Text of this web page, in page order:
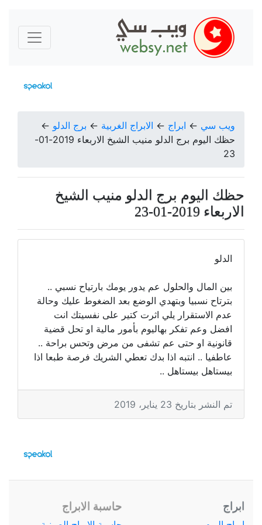
ويب سي ← ابراج ← الابراج الغربية ← برج الدلو ←
حظك اليوم برج الدلو منيب الشيخ الاربعاء 2019-01-
23
حظك اليوم برج الدلو منيب الشيخ
الاربعاء 2019-01-23
الدلو
بين المال والحلول عم يدور يومك بارتياح نسبي ..
بترتاح نسبيا وبتهدي الوضع بعد الضغوط عليك وحالة
عدم الاستقرار يلي اثرت كتير على نفسيتك انت
افضل وعم تفكر بهاليوم بأمور مالية او تحل قضية
قانونية او حتى عم تشفى من مرض وتحس براحة ..
عاطفيا .. انتبه اذا بدك تعطي الشريك فرصة طبعا اذا
بيستاهل بيستاهل ..
تم النشر بتاريخ 23 يناير، 2019
ابراج حاسبة الابراج